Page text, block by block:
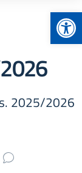
2025/2026